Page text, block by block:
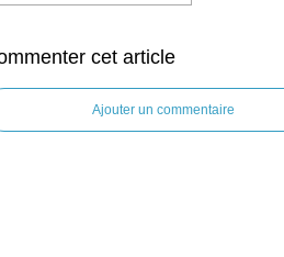
cet article
Ajouter un commentaire